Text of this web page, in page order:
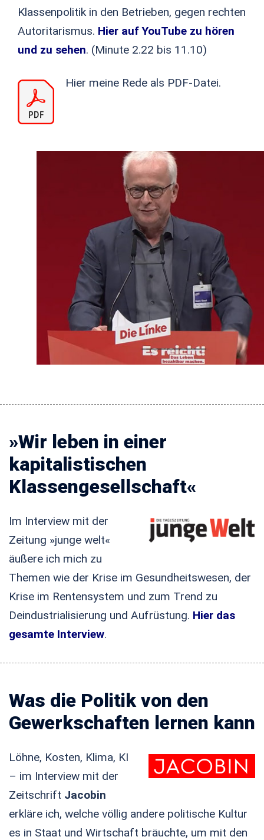
Klassenpolitik in den Betrieben, gegen rechten
Autoritarismus. Hier auf YouTube zu hören
und zu sehen. (Minute 2.22 bis 11.10)
Hier meine Rede als PDF-Datei.
»Wir leben in einer
kapitalistischen
Klassengesellschaft«
Im Interview mit der
Zeitung »junge welt«
äußere ich mich zu
Themen wie der Krise im Gesundheitswesen, der
Krise im Rentensystem und zum Trend zu
Deindustrialisierung und Aufrüstung. Hier das
gesamte Interview.
Was die Politik von den
Gewerkschaften lernen kann
Löhne, Kosten, Klima, KI
– im Interview mit der
Zeitschrift Jacobin
erkläre ich, welche völlig andere politische Kultur
es in Staat und Wirtschaft bräuchte, um mit den